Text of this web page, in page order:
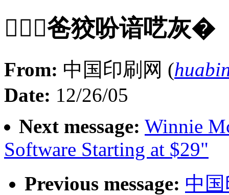
∷爸狡吩谙呓灰�
From: 中国印刷网 (
Date: 12/26/05
Next message: Winnie
Software Starting at $29"
Previous message: 中